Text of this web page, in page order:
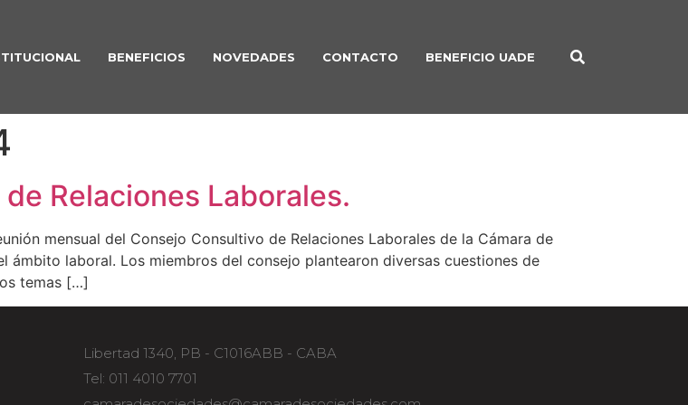
BENEFICIOS NOVEDADES CONTACTO BENEFICIO UADE
Relaciones Laborales.
mensual del Consejo Consultivo de Relaciones Laborales de la Cámara de
ámbito laboral. Los miembros del consejo plantearon diversas cuestiones de
temas […]
Libertad 1340, PB - C1016ABB - CABA
Tel: 011 4010 7701